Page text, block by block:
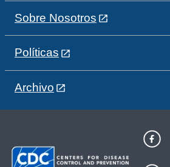
Sobre Nosotros
Políticas
Archivo